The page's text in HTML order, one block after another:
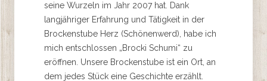
seine Wurzeln im Jahr 2007 hat. Dank
langjähriger Erfahrung und Tätigkeit in der
Brockenstube Herz (Schönenwerd), habe ich
mich entschlossen „Brocki Schumi“ zu
eröffnen. Unsere Brockenstube ist ein Ort, an
dem jedes Stück eine Geschichte erzählt.